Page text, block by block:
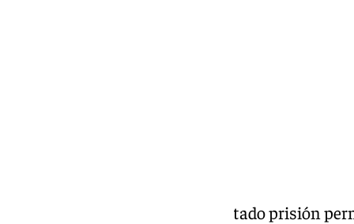
ha solicitado prisión